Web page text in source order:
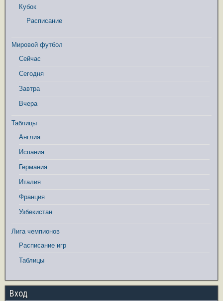
Кубок
Расписание
Мировой футбол
Сейчас
Сегодня
Завтра
Вчера
Таблицы
Англия
Испания
Германия
Италия
Франция
Узбекистан
Лига чемпионов
Расписание игр
Таблицы
Вход